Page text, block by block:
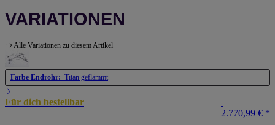
VARIATIONEN
Alle Variationen zu diesem Artikel
Farbe Endrohr: Titan geflämmt
Für dich bestellbar
2.770,99 € *